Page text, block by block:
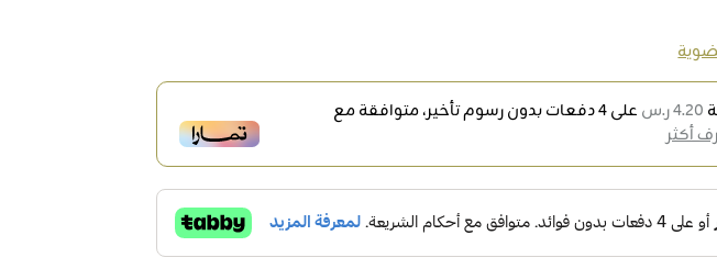
4.20 ر.س على4دفعات بدون رسوم تأخير، متوافقة مع
أكثر